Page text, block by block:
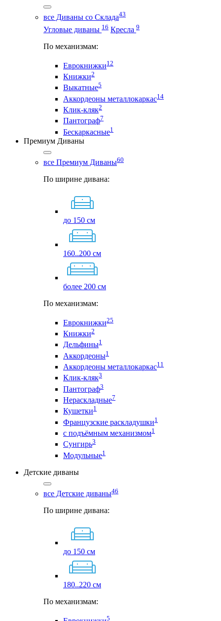
все Диваны со Склада43
Угловые диваны 16 Кресла 9
По механизмам:
Еврокнижки12
Книжки2
Выкатные5
Аккордеоны металлокаркас14
Клик-кляк2
Пантограф7
Бескаркасные1
Премиум Диваны
все Премиум Диваны60
По ширине дивана:
до 150 см
160..200 см
более 200 см
По механизмам:
Еврокнижки25
Книжки2
Дельфины1
Аккордеоны1
Аккордеоны металлокаркас11
Клик-кляк3
Пантограф3
Нераскладные7
Кушетки1
Французские раскладушки1
с подъёмным механизмом1
Сунгирь3
Модульные1
Детские диваны
все Детские диваны46
По ширине дивана:
до 150 см
180..220 см
По механизмам:
5